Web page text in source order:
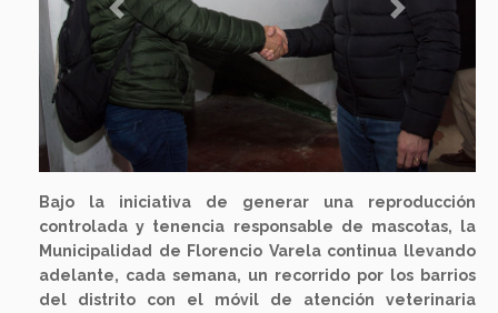
Previous Next
Bajo la iniciativa de generar una reproducción
controlada y tenencia responsable de mascotas, la
Municipalidad de Florencio Varela continua llevando
adelante, cada semana, un recorrido por los barrios
del distrito con el móvil de atención veterinaria